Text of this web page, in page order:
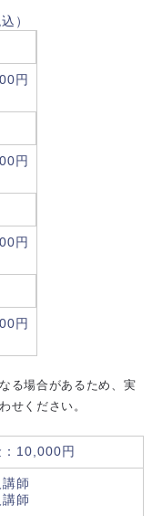
）
円
円
円
円
る場合があるため、実
せください。
：10,000円
師
講師